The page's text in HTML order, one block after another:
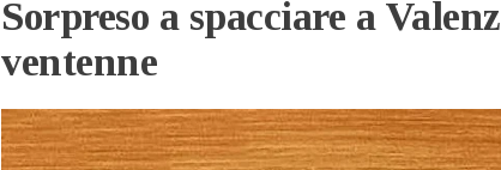
Sorpreso a spacciare a
ventenne